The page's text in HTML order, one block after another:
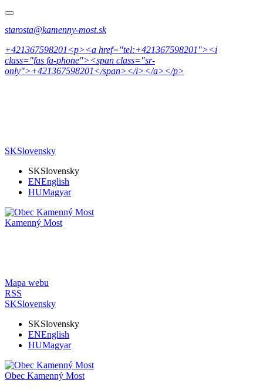
starosta@kamenny-most.sk
+421367598201<p><a href="tel:+421367598201"><i
class="fas fa-phone"><span class="sr-
only">+421367598201</span></i></a></p>
SKSlovensky
SKSlovensky
ENEnglish
HUMagyar
Kamenný Most
Mapa webu
RSS
SKSlovensky
SKSlovensky
ENEnglish
HUMagyar
Obec Kamenný Most